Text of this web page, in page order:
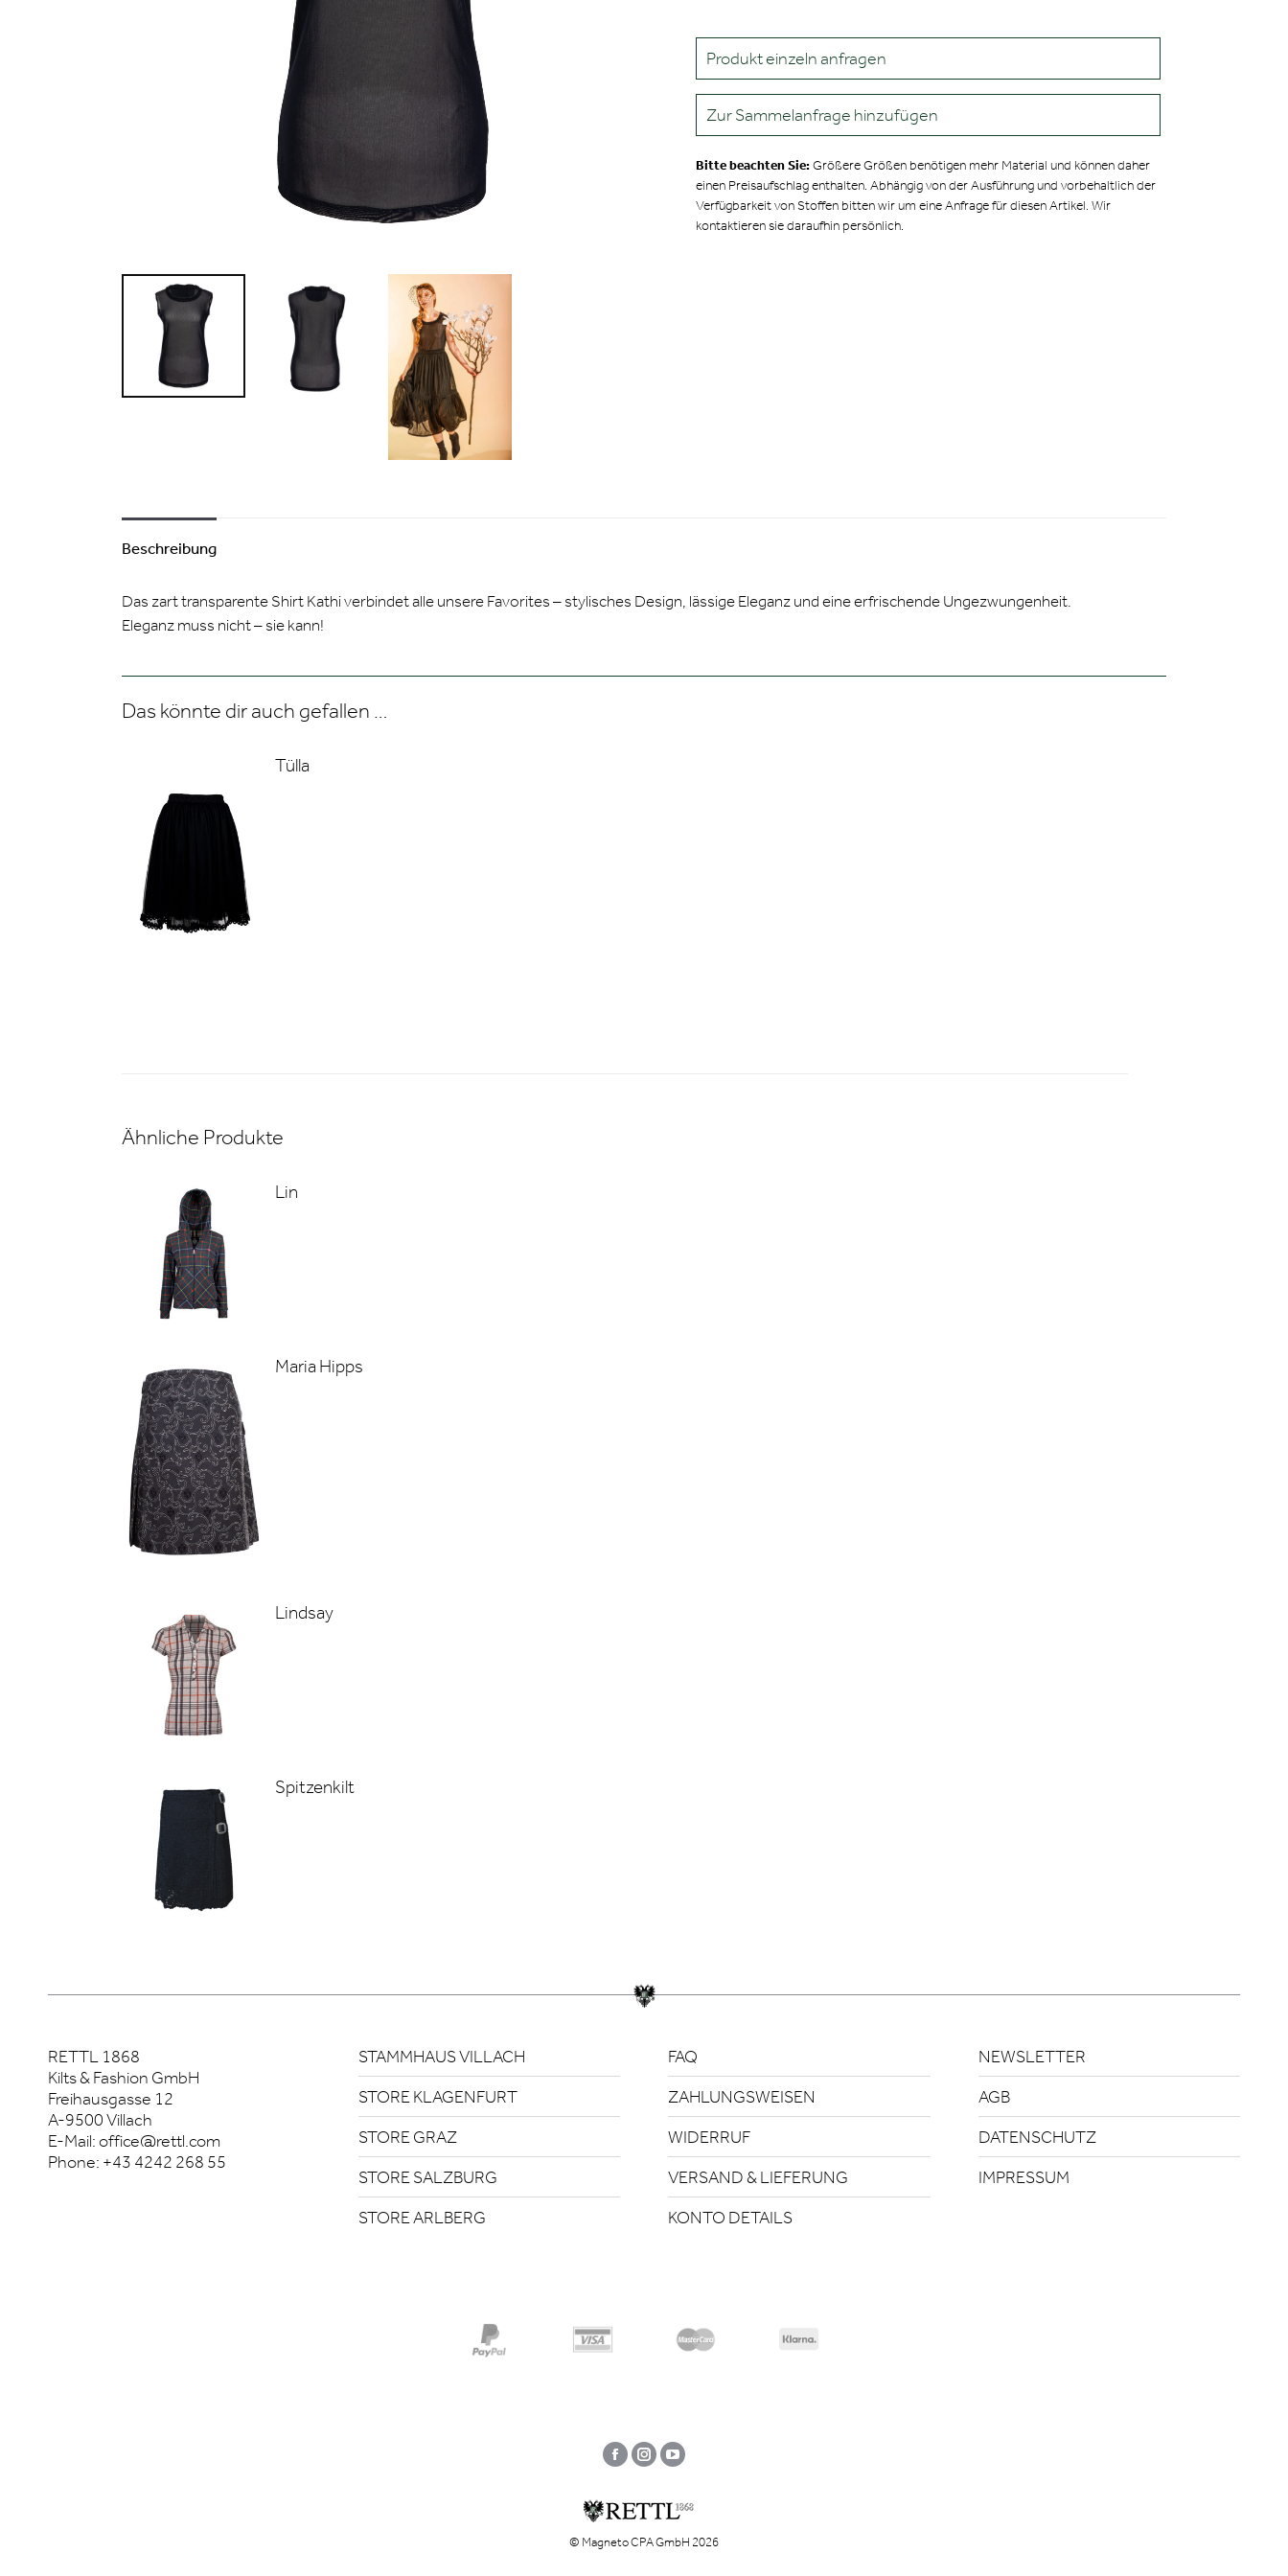
Produkt einzeln anfragen
Zur Sammelanfrage hinzufügen
Bitte beachten Sie:Größere Größen benötigen mehr Material und können daher
einen Preisaufschlag enthalten. Abhängig von der Ausführung und vorbehaltlich der
Verfügbarkeit von Stoffen bitten wir um eine Anfrage für diesen Artikel. Wir
kontaktieren sie daraufhin persönlich.
Beschreibung
Das zart transparente Shirt Kathi verbindet alle unsere Favorites – stylisches Design, lässige Eleganz und eine erfrischende Ungezwungenheit.
Eleganz muss nicht – sie kann!
Das könnte dir auch gefallen …
Tülla
Ähnliche Produkte
Lin
Maria Hipps
Lindsay
Spitzenkilt
RETTL 1868
Kilts & Fashion GmbH
Freihausgasse 12
A-9500 Villach
E-Mail:office@rettl.com
Phone: +43 4242 268 55
STAMMHAUS VILLACH
STORE KLAGENFURT
STORE GRAZ
STORE SALZBURG
STORE ARLBERG
FAQ
ZAHLUNGSWEISEN
WIDERRUF
VERSAND & LIEFERUNG
KONTO DETAILS
NEWSLETTER
AGB
DATENSCHUTZ
IMPRESSUM
Facebook
InstagramYouTube
© Magneto CPA GmbH 2026